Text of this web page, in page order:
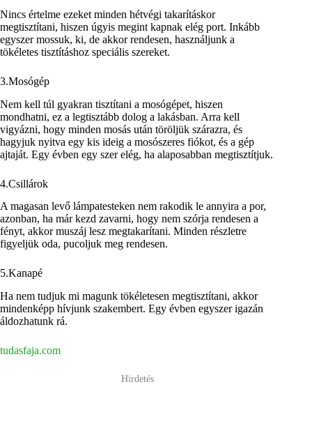
Nincs értelme ezeket minden hétvégi takarításkor
megtisztítani, hiszen úgyis megint kapnak elég port. Inkább
egyszer mossuk, ki, de akkor rendesen, használjunk a
tökéletes tisztításhoz speciális szereket.
3.Mosógép
Nem kell túl gyakran tisztítani a mosógépet, hiszen
mondhatni, ez a legtisztább dolog a lakásban. Arra kell
vigyázni, hogy minden mosás után töröljük szárazra, és
hagyjuk nyitva egy kis ideig a mosószeres fiókot, és a gép
ajtaját. Egy évben egy szer elég, ha alaposabban megtisztítjuk.
4.Csillárok
A magasan levő lámpatesteken nem rakodik le annyira a por,
azonban, ha már kezd zavarni, hogy nem szórja rendesen a
fényt, akkor muszáj lesz megtakarítani. Minden részletre
figyeljük oda, pucoljuk meg rendesen.
5.Kanapé
Ha nem tudjuk mi magunk tökéletesen megtisztítani, akkor
mindenképp hívjunk szakembert. Egy évben egyszer igazán
áldozhatunk rá.
tudasfaja.com
Hirdetés